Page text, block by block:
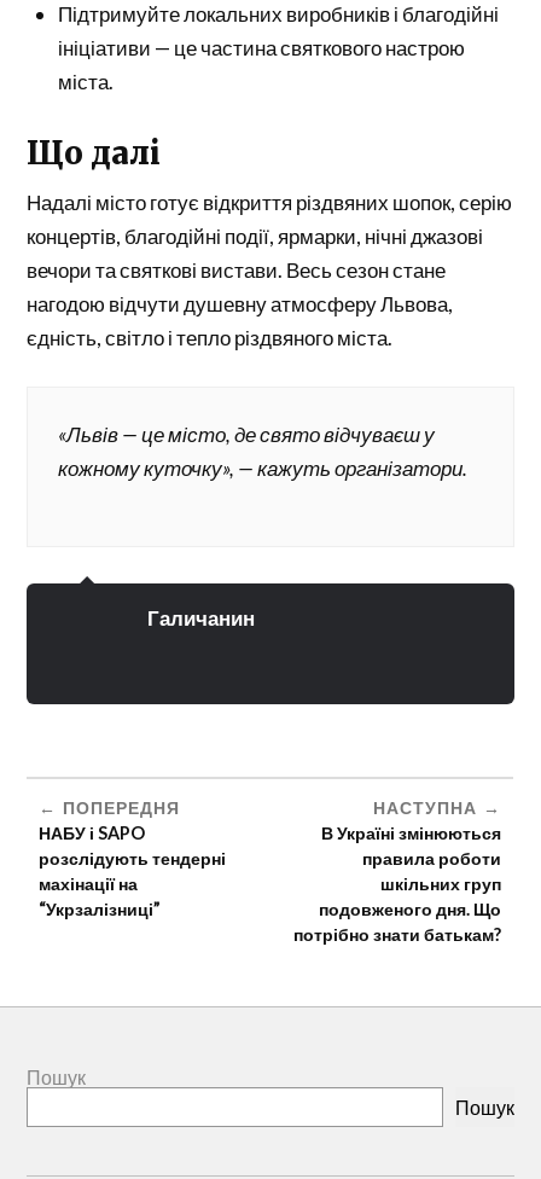
Підтримуйте локальних виробників і благодійні
ініціативи — це частина святкового настрою
міста.
Що далі
Надалі місто готує відкриття різдвяних шопок, серію
концертів, благодійні події, ярмарки, нічні джазові
вечори та святкові вистави. Весь сезон стане
нагодою відчути душевну атмосферу Львова,
єдність, світло і тепло різдвяного міста.
«Львів — це місто, де свято відчуваєш у
кожному куточку», — кажуть організатори.
Галичанин
ПОПЕРЕДНЯ
НАБУ і SAPO
розслідують тендерні
махінації на
“Укрзалізниці”
НАСТУПНА
В Україні змінюються
правила роботи
шкільних груп
подовженого дня. Що
потрібно знати батькам?
Пошук
Пошук